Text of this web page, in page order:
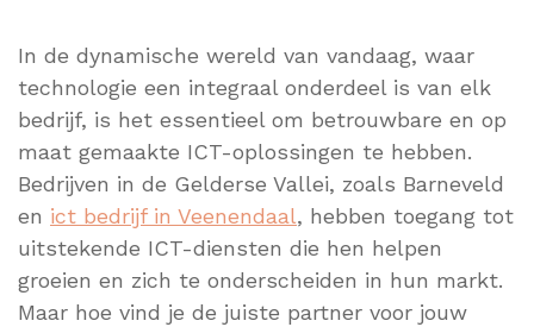
In de dynamische wereld van vandaag, waar
technologie een integraal onderdeel is van elk
bedrijf, is het essentieel om betrouwbare en op
maat gemaakte ICT-oplossingen te hebben.
Bedrijven in de Gelderse Vallei, zoals Barneveld
en ict bedrijf in Veenendaal, hebben toegang tot
uitstekende ICT-diensten die hen helpen
groeien en zich te onderscheiden in hun markt.
Maar hoe vind je de juiste partner voor jouw